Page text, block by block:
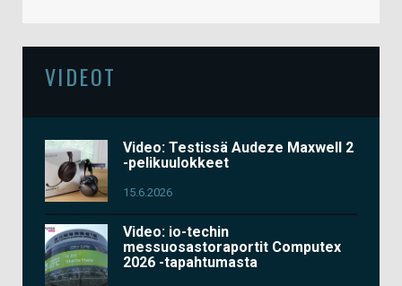
VIDEOT
Video: Testissä Audeze Maxwell 2
-pelikuulokkeet
15.6.2026
Video: io-techin
messuosastoraportit Computex
2026 -tapahtumasta